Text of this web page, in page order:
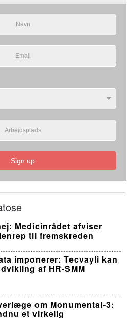
Sign up
Medicinrådet afviser
til fremskreden
imponerer: Tecvayli kan
af HR-SMM
om Monumental-3:
et virkelig